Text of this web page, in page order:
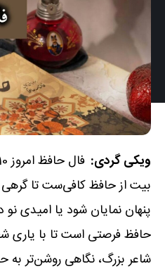
ویکی گردی:
بیت از حافظ کافی‌ست تا
پنهان نمایان شود یا امیدی نو
حافظ فرصتی است تا با یاری
شاعر بزرگ، نگاهی روشن‌تر به